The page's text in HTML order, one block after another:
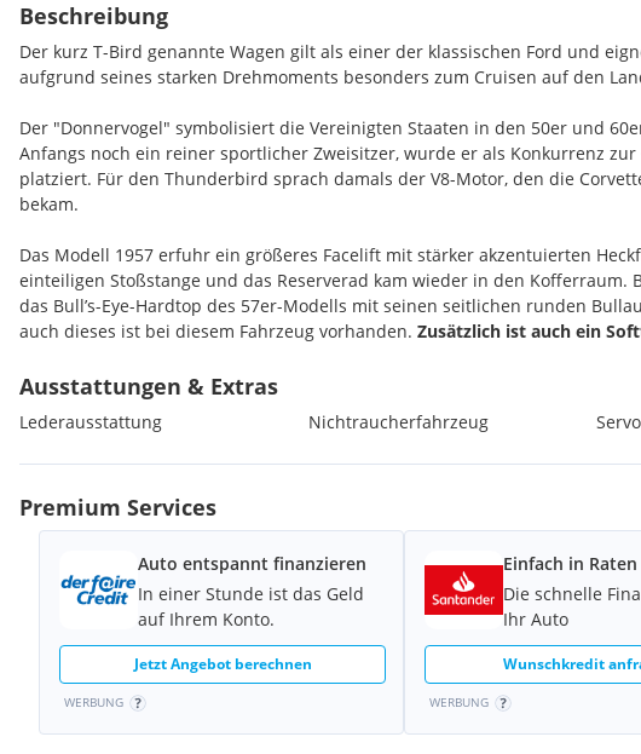
Beschreibung
Der kurz T-Bird genannte Wagen gilt als einer der klassischen Ford und
aufgrund seines starken Drehmoments besonders zum Cruisen auf den
Der "Donnervogel" symbolisiert die Vereinigten Staaten in den 50er und
Anfangs noch ein reiner sportlicher Zweisitzer, wurde er als Konkurrenz zur
platziert. Für den Thunderbird sprach damals der V8-Motor, den die
bekam.
Das Modell 1957 erfuhr ein größeres Facelift mit stärker akzentuierten
einteiligen Stoßstange und das Reserverad kam wieder in den Kofferraum.
das Bull’s-Eye-Hardtop des 57er-Modells mit seinen seitlichen runden
auch dieses ist bei diesem Fahrzeug vorhanden. Zusätzlich ist auch ein
ebenso wie der Ausstattungs-"Trim", der in plissierten Leder in schwarz/
Besondere Merkmale:
- Durchgehend gewartet und gepflegt
- Österreichische historische Einzelgenehmigung (Deutsche Vorzulassung)
- Weisswandreifen für den perfekten Look
Seit 2014 befand sich dieses Fahrzeug in der Hertz-Classics Sammlung. In
wurde der Motor überholt, ebenso wie Servopumpe und die Vorderachse
Bremsen. 2025 folgte dann noch eine Revidierung des Getriebes.
Wagen durch einen V8 (5.113 ccm, 245 DIN-PS) und einem 3-Gang-
ausreichend Leistung sorgt und den Charakter dieses klassischen Cruisers
Ausstattungen & Extras
Lederausstattung Nichtraucherfahrzeug
Premium Services
Auto entspannt finanzieren
In einer Stunde ist das Geld
auf Ihrem Konto.
Jetzt Angebot berechnen
WERBUNG
Einfach in
Die schnelle
Ihr Auto
Wunschkredit
WERBUNG